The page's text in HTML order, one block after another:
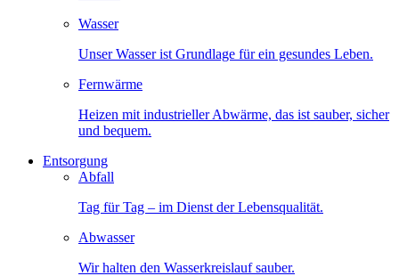
Wasser
Unser Wasser ist Grundlage für ein gesundes Leben.
Fernwärme
Heizen mit industrieller Abwärme, das ist sauber, sicher
und bequem.
Entsorgung
Abfall
Tag für Tag – im Dienst der Lebensqualität.
Abwasser
Wir halten den Wasserkreislauf sauber.